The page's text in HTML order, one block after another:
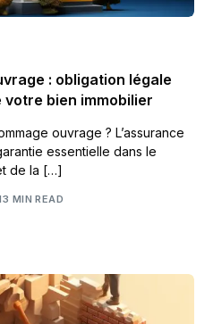
: obligation légale
bien immobilier
ouvrage ? L’assurance
essentielle dans le
de la […]
MIN READ